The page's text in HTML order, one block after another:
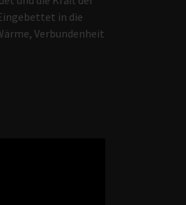
in die
Verbundenheit